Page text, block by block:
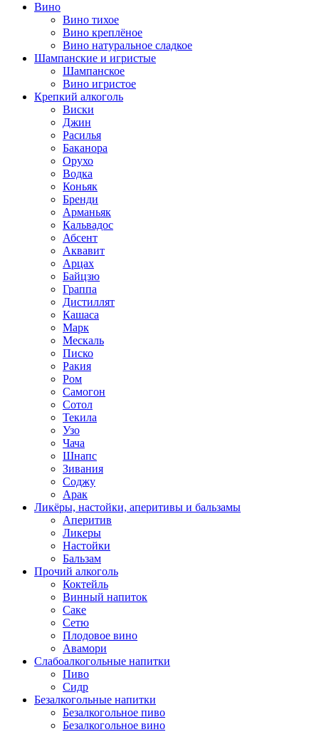
Вино
Вино тихое
Вино креплёное
Вино натуральное сладкое
Шампанские и игристые
Шампанское
Вино игристое
Крепкий алкоголь
Виски
Джин
Расилья
Баканора
Орухо
Водка
Коньяк
Бренди
Арманьяк
Кальвадос
Абсент
Аквавит
Арцах
Байцзю
Граппа
Дистиллят
Кашаса
Марк
Мескаль
Писко
Ракия
Ром
Самогон
Сотол
Текила
Узо
Чача
Шнапс
Зивания
Соджу
Арак
Ликёры, настойки, аперитивы и бальзамы
Аперитив
Ликеры
Настойки
Бальзам
Прочий алкоголь
Коктейль
Винный напиток
Саке
Сетю
Плодовое вино
Авамори
Слабоалкогольные напитки
Пиво
Сидр
Безалкогольные напитки
Безалкогольное пиво
Безалкогольное вино